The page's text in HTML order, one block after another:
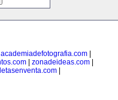
academiadefotografia.com|
| zonadeideas.com|